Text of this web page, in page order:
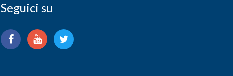
Seguici su